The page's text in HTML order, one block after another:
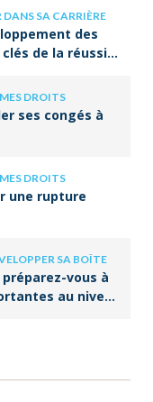
DANS SA CARRIÈRE
des
de la réussite
DROITS
ses congés à
DROITS
une rupture
SA BOÎTE
vous à
au niveau